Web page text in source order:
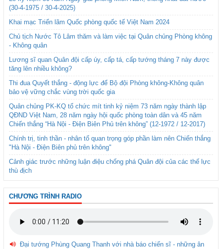
(30-4-1975 / 30-4-2025)
Khai mạc Triển lãm Quốc phòng quốc tế Việt Nam 2024
Chủ tịch Nước Tô Lâm thăm và làm việc tại Quân chủng Phòng không
- Không quân
Lương sĩ quan Quân đội cấp úy, cấp tá, cấp tướng tháng 7 này được
tăng lên nhiều không?
Thi đua Quyết thắng - động lực để Bộ đội Phòng không-Không quân
bảo vệ vững chắc vùng trời quốc gia
Quân chủng PK-KQ tổ chức mít tinh kỷ niệm 73 năm ngày thành lập
QĐND Việt Nam, 28 năm ngày hội quốc phòng toàn dân và 45 năm
Chiến thắng “Hà Nội - Điện Biên Phủ trên không” (12-1972 / 12-2017)
Chính trị, tinh thần - nhân tố quan trọng góp phần làm nên Chiến thắng
"Hà Nội - Điện Biên phủ trên không"
Cảnh giác trước những luận điệu chống phá Quân đội của các thế lực
thù địch
CHƯƠNG TRÌNH RADIO
Đại tướng Phùng Quang Thanh với nhà báo chiến sĩ - những ân